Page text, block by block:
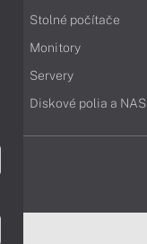
Stolné počítače
Monitory
Servery
Diskové polia a NAS